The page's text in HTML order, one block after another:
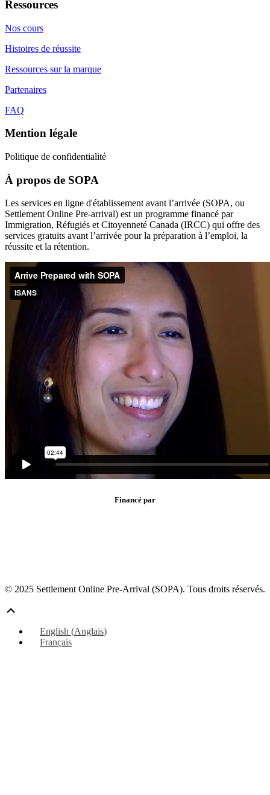
Ressources
Nos cours
Histoires de réussite
Ressources sur la marque
Partenaires
FAQ
Mention légale
Politique de confidentialité
À propos de SOPA
Les services en ligne d'établissement avant l’arrivée (SOPA, ou
Settlement Online Pre-arrival) est un programme financé par
Immigration, Réfugiés et Citoyenneté Canada (IRCC) qui offre des
services gratuits avant l’arrivée pour la préparation à l’emploi, la
réussite et la rétention.
Financé par
© 2025 Settlement Online Pre-Arrival (SOPA). Tous droits réservés.
le
haut
English (Anglais)
Français